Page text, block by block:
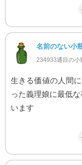
名前のない小
234933通目の小
生きる価値の人間
った義理娘に最低
います